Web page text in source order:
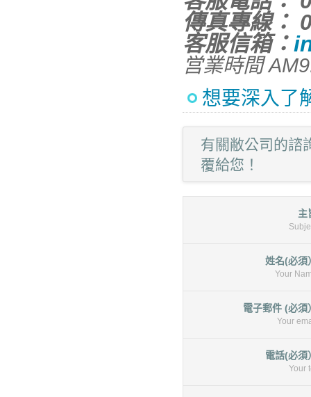
傳真專線：
客服信箱：
営業時間
想要深入了
有關敝公司的諮
覆給您！
主
姓名(必須
Your
電子郵件 (必須
Your
電話(必須
Your